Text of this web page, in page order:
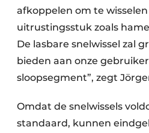
afkoppelen om te
uitrustingsstuk zoals
De lasbare snelwissel zal
bieden aan onze
sloopsegment”, zegt
Omdat de snelwissels
standaard, kunnen